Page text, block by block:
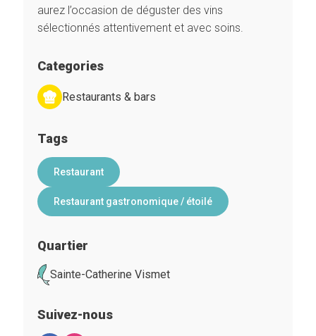
aurez l’occasion de déguster des vins
sélectionnés attentivement et avec soins.
Categories
Restaurants & bars
Tags
Restaurant
Restaurant gastronomique / étoilé
Quartier
Sainte-Catherine Vismet
Suivez-nous